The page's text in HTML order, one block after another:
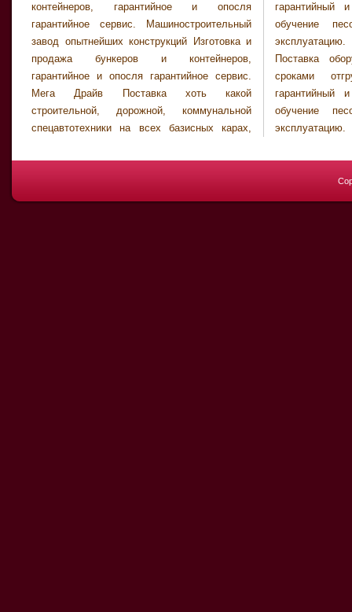
контейнеров, гарантийное и опосля
гарантийное сервис. Машиностроительный
завод опытнейших конструкций Изготовка и
продажа бункеров и контейнеров,
гарантийное и опосля гарантийное сервис.
Мега Драйв Поставка хоть какой
строительной, дорожной, коммунальной
спецавтотехники на всех базисных карах,
гарантийный и пост гарантийный ремонт,
обучение песонала и ввод машин в
эксплуатацию. Минитэкс Клинтрэйд ООО
Поставка оборудования с минимальными
сроками отгрузки. Сервисное сервис,
гарантийный и пост гарантийный ремонт,
обучение песонала и ввод машин в
эксплуатацию. Михневский ремонтно-